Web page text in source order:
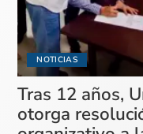
NOTICIAS
Tras 12 años,
otorga